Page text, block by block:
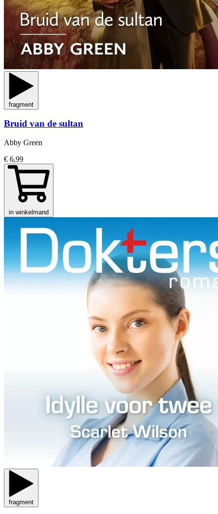
fragment
Bruid van de sultan
Abby Green
€ 6,99
in winkelmand
fragment